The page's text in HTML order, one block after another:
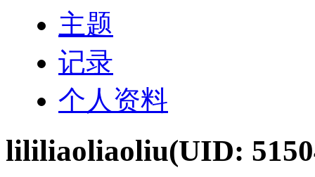
主题
记录
个人资料
lililiaoliaoliu(UID: